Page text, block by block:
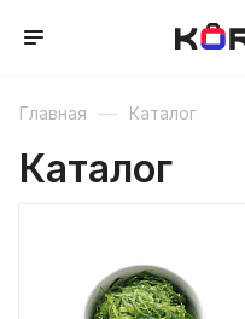
Главная — Каталог
Каталог